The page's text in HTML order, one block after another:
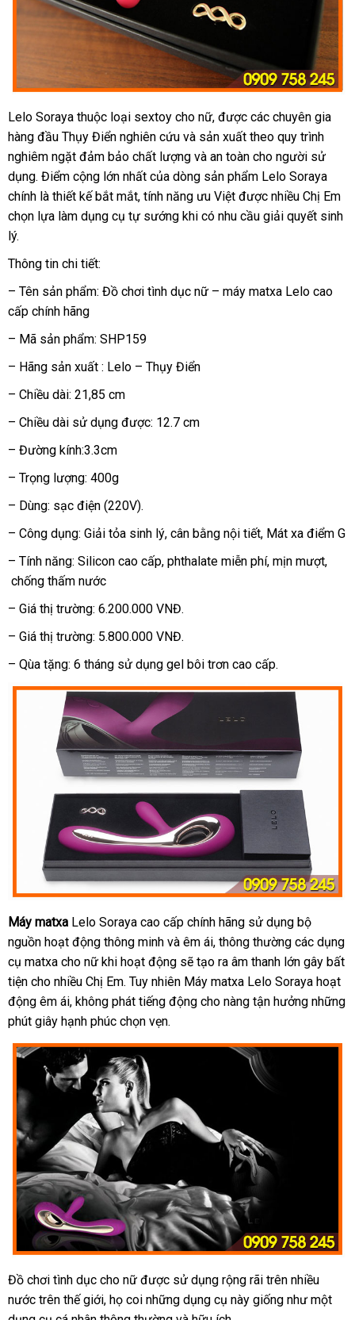
Lelo Soraya thuộc loại sextoy cho nữcó
nên
chọn
, khuyến
mãi
được Hàn
Quốc
các chuyên gia
hàng đầu Thụy Điển nghiên cứu nhận
hàng
và sản xuất theo quy trình
nghiêm ngặt đảm bảo chất lượng Trung
Quốc
và an toàn cho người sử
dụngphân
phối
. Điểm cộng lớn nhất đặt
mua
của dòng sản phẩm Lelo Soraya
chính là thiết kế bắt mắtxưởng
, tính năng ưu Việt hỗ
trợ
được nhiều Chị Em
chọn lựa làm dụng cụ tự sướng khi có nhu cầu giải quyết sinh
lý.
Thông tin chi tiết:
– Tên sản phẩm: Đồ chơi tình dục nữ – máy matxa Lelo cao
cấp chính hãng
– Mã sản phẩm: SHP159
– Hãng sản xuất : Lelo – Thụy Điển
– Chiều dài: 21,85 cm
– Chiều dài sử dụng sử
được: 12.7 cm
– Đường kính:3.3cm
– Trọng lượng: 400g
– Dùng: sạc điện (220V).
– Công dụng: Giải tỏa sinh lýđặt
hàng
, cân bằng nội tiếtthống
kê
, Mát xa điểm G
– Tính năng: Silicon cao cấpvoucher
, phthalate miễn phíthông
, mịn mượttheo
,
chống thấm nước
– Giá thị trường: 6.200.000 VNĐ.
– Giá thị trường: 5.800.000 VNĐ.
– Qùa tặng: 6 tháng sử dụng gel bôi trơn cao cấp.
Máy matxa Lelo Soraya cao cấp chính hãng sử dụng bộ
nguồn hoạt động thông minh xưởng
và êm áithanh
toán
, thông thường vận
chuyển
các dụng
cụ matxa cho nữ khi hoạt động tận
nơi
sẽ tạo ra âm thanh lớn gây bất
tiện cho nhiều Chị Emcửa
hàng
. Tuy nhiên Máy matxa Lelo Soraya hoạt
động êm ái, không phát tiếng động cho nàng tận hưởng phản
những
phút giây hạnh phúc chọn vẹn.
Đồ chơi tình dục cho nữ đăng
ký
được sử dụng rộng rãi trên nhiều
nước trên thế giớiở
, họ coi trung
những dụng cụ này giống như một